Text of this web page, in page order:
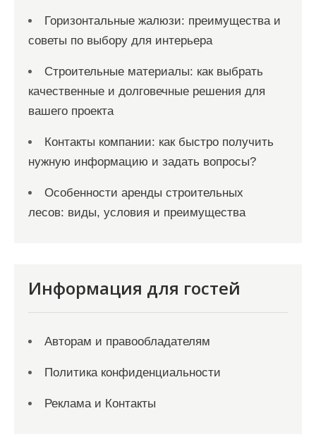
Горизонтальные жалюзи: преимущества и
советы по выбору для интерьера
Строительные материалы: как выбрать
качественные и долговечные решения для
вашего проекта
Контакты компании: как быстро получить
нужную информацию и задать вопросы?
Особенности аренды строительных
лесов: виды, условия и преимущества
Информация для гостей
Авторам и правообладателям
Политика конфиденциальности
Реклама и Контакты